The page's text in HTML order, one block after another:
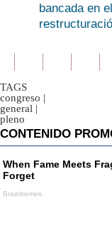
bancada en
TAGS
congreso |
general |
pleno